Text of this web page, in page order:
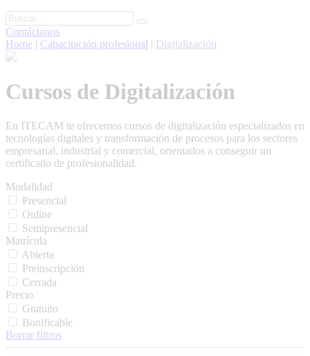
Contáctanos
Home | Capacitación profesional | Digitalización
Cursos de Digitalización
En ITECAM te ofrecemos cursos de digitalización especializados en
tecnologías digitales y transformación de procesos para los sectores
empresarial, industrial y comercial, orientados a conseguir un
certificado de profesionalidad.
Modalidad
Presencial
Online
Semipresencial
Matrícula
Abierta
Preinscripción
Cerrada
Precio
Gratuito
Bonificable
Borrar filtros